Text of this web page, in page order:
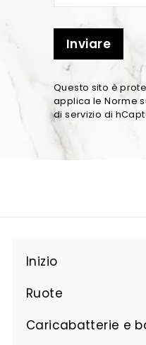
Inviare
Questo sito è
applica leNorme
di servizio di
Inizio
Ruote
Caricabatterie e